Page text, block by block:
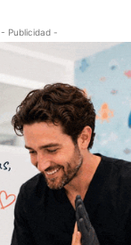
- Publicidad -